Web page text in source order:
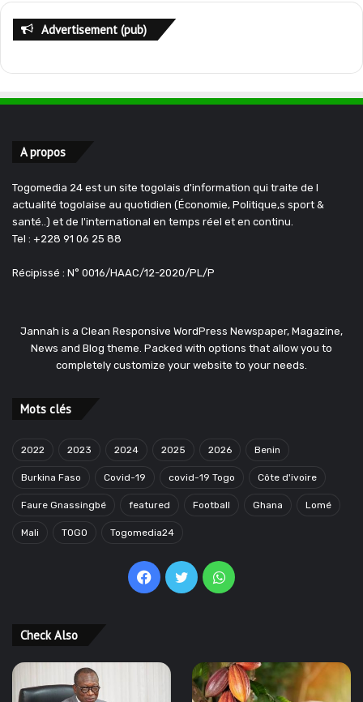
Advertisement (pub)
A propos
Togomedia 24 est un site togolais d'information qui traite de l
actualité togolaise au quotidien (Économie, Politique,s sport &
santé..) et de l'international en temps réel et en continu.
Tel : +228 91 06 25 88
Récipissé : N° 0016/HAAC/12-2020/PL/P
Jannah is a Clean Responsive WordPress Newspaper, Magazine,
News and Blog theme. Packed with options that allow you to
completely customize your website to your needs.
Mots clés
2022 2023 2024 2025 2026 Benin
Burkina Faso Covid-19 covid-19 Togo Côte d'ivoire
Faure Gnassingbé featured Football Ghana Lomé
Mali TOGO Togomedia24
Facebook
TwitterWhatsApp
Check Also